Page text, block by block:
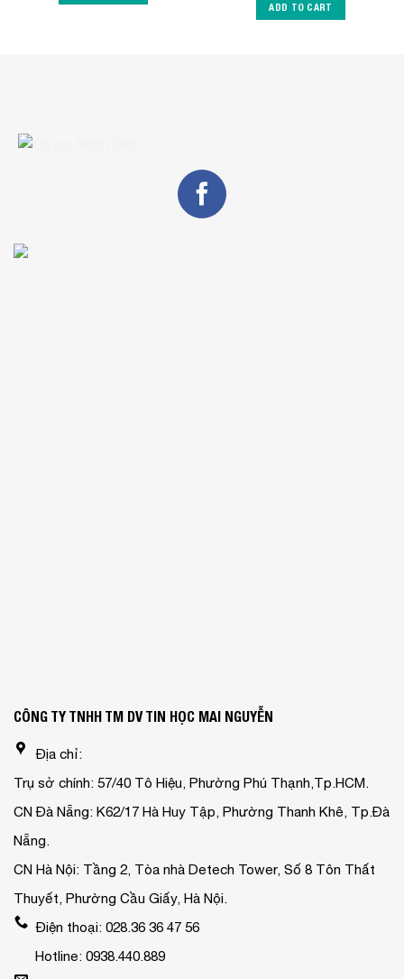
ADD TO CART
CÔNG TY TNHH TM DV TIN HỌC MAI NGUYỄN
Địa chỉ:
Trụ sở chính: 57/40 Tô Hiệu, Phường Phú Thạnh,Tp.HCM.
CN Đà Nẵng: K62/17 Hà Huy Tập, Phường Thanh Khê, Tp.Đà
Nẵng.
CN Hà Nội: Tầng 2, Tòa nhà Detech Tower, Số 8 Tôn Thất
Thuyết, Phường Cầu Giấy, Hà Nội.
Điện thoại: 028.36 36 47 56
Hotline: 0938.440.889